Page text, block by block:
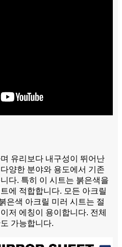
유리보다 내구성이 뛰어난
양한 분야와 용도에서 기존
다. 특히 이 시트는 붉은색을
에 적합합니다. 모든 아크릴
은색 아크릴 미러 시트는 절
저 에칭이 용이합니다. 전체
가능합니다.